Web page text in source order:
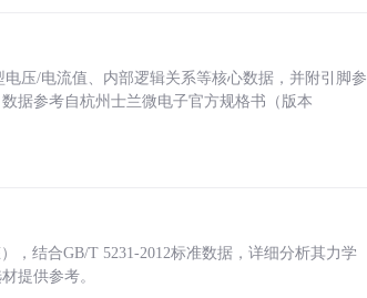
压/电流值、内部逻辑关系等核心数据，并附引脚参
据参考自杭州士兰微电子官方规格书（版本
，结合GB/T 5231-2012标准数据，详细分析其力学
提供参考。